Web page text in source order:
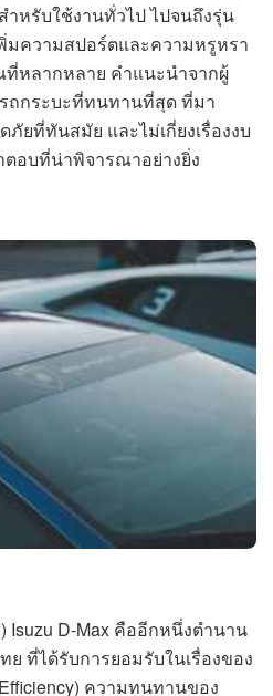
หรับใช้งานทั่วไป ไปจนถึงรุ่น
มความสปอร์ตและความหรูหรา
หลากหลาย คำแนะนำจากผู้
ถกระบะที่ทนทานที่สุด ที่มา
ยที่ทันสมัย และไม่เกี่ยงเรื่องงบ
อบที่น่าพิจารณาอย่างยิ่ง
Isuzu D-Max คืออีกหนึ่งตำนาน
ย ที่ได้รับการยอมรับในเรื่องของ
ความทนทานของ